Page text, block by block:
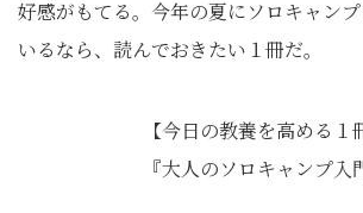
好感がもてる。今年の夏にソロキャン
いるなら、読んでおきたい１冊だ。
【今日の教養を高める１
『大人のソロキャンプ入